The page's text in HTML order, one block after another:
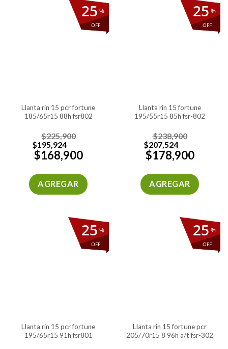
%
OFF
25
llanta rin 15 pcr fortune
185/65r15 88h fsr802
$225,900
$195,924
$168,900
AGREGAR
%
OFF
25
llanta rin 15 fortune
195/55r15 85h fsr-802
$238,900
$207,524
$178,900
AGREGAR
%
OFF
25
llanta rin 15 pcr fortune
195/65r15 91h fsr801
%
OFF
25
llanta rin 15 fortune pcr
205/70r15 8 96h a/t fsr-302